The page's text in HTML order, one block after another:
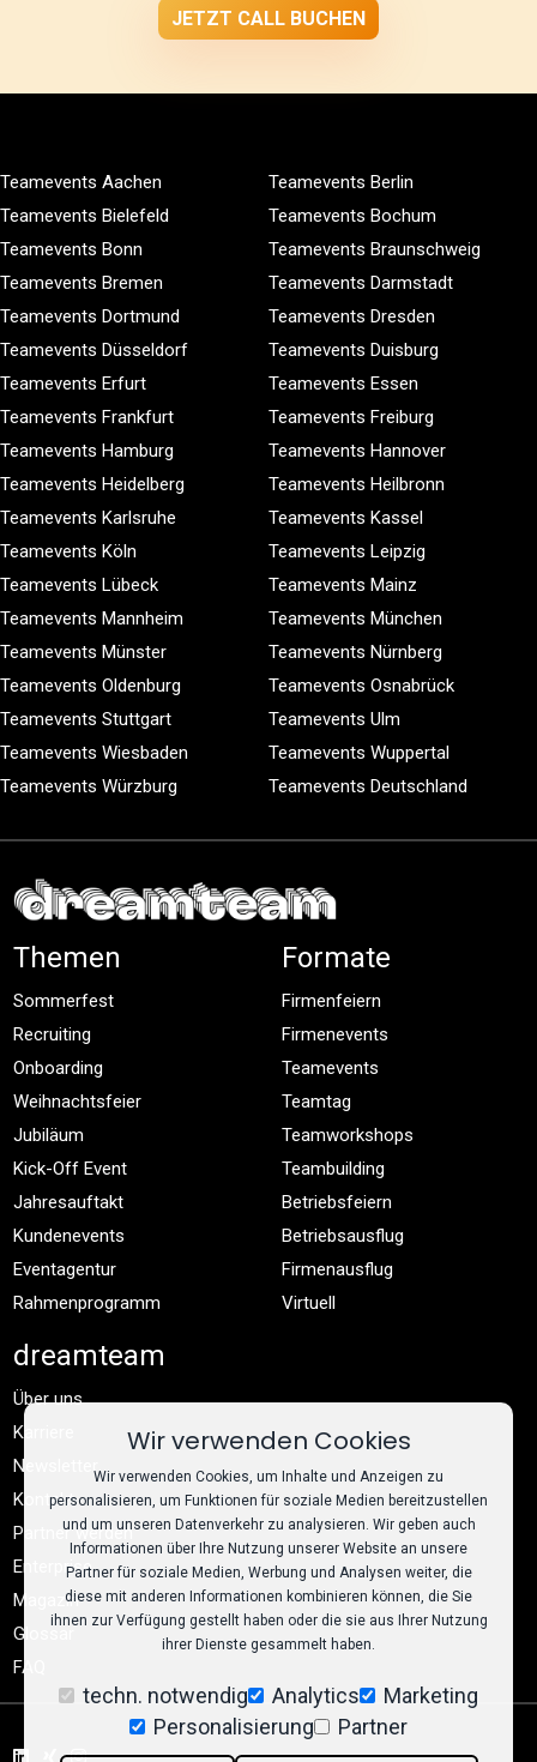
JETZT CALL BUCHEN
Teamevents Aachen
Teamevents Berlin
Teamevents Bielefeld
Teamevents Bochum
Teamevents Bonn
Teamevents Braunschweig
Teamevents Bremen
Teamevents Darmstadt
Teamevents Dortmund
Teamevents Dresden
Teamevents Düsseldorf
Teamevents Duisburg
Teamevents Erfurt
Teamevents Essen
Teamevents Frankfurt
Teamevents Freiburg
Teamevents Hamburg
Teamevents Hannover
Teamevents Heidelberg
Teamevents Heilbronn
Teamevents Karlsruhe
Teamevents Kassel
Teamevents Köln
Teamevents Leipzig
Teamevents Lübeck
Teamevents Mainz
Teamevents Mannheim
Teamevents München
Teamevents Münster
Teamevents Nürnberg
Teamevents Oldenburg
Teamevents Osnabrück
Teamevents Stuttgart
Teamevents Ulm
Teamevents Wiesbaden
Teamevents Wuppertal
Teamevents Würzburg
Teamevents Deutschland
Themen
Sommerfest
Recruiting
Onboarding
Weihnachtsfeier
Jubiläum
Kick-Off Event
Jahresauftakt
Kundenevents
Eventagentur
Rahmenprogramm
Formate
Firmenfeiern
Firmenevents
Teamevents
Teamtag
Teamworkshops
Teambuilding
Betriebsfeiern
Betriebsausflug
Firmenausflug
Virtuell
dreamteam
Über uns
Karriere
Newsletter
Kontakt
Partner werden
Enterprise
Magazin
Glossar
FAQ
Wir verwenden Cookies
Wir verwenden Cookies, um Inhalte und Anzeigen zu
personalisieren, um Funktionen für soziale Medien bereitzustellen
und um unseren Datenverkehr zu analysieren. Wir geben auch
Informationen über Ihre Nutzung unserer Website an unsere
Partner für soziale Medien, Werbung und Analysen weiter, die
diese mit anderen Informationen kombinieren können, die Sie
ihnen zur Verfügung gestellt haben oder die sie aus Ihrer Nutzung
ihrer Dienste gesammelt haben.
techn. notwendig Analytics
Marketing
Personalisierung
Partner